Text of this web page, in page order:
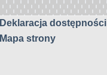
Deklaracja dostępności
Mapa strony